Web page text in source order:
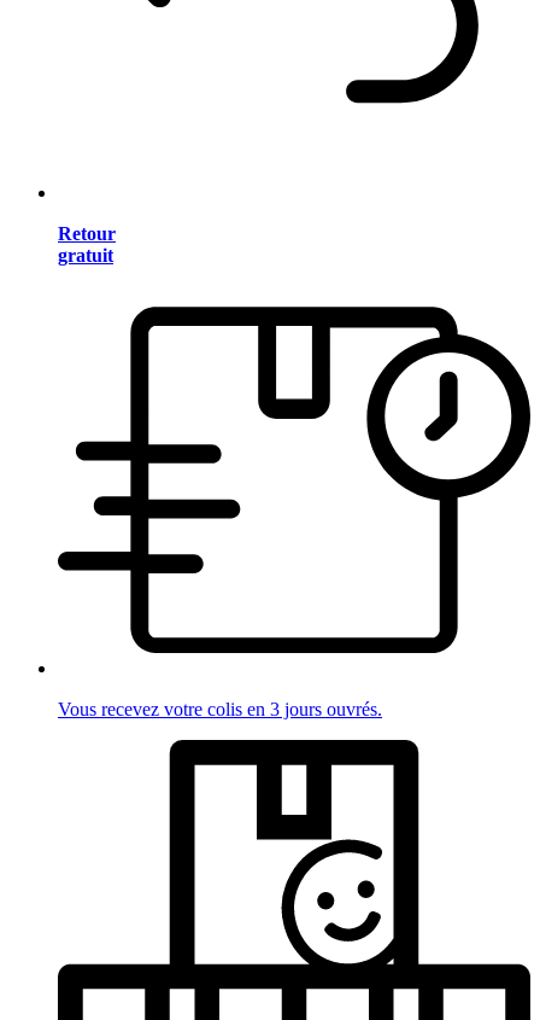
Retour
gratuit
Vous recevez votre colis en 3 jours ouvrés.